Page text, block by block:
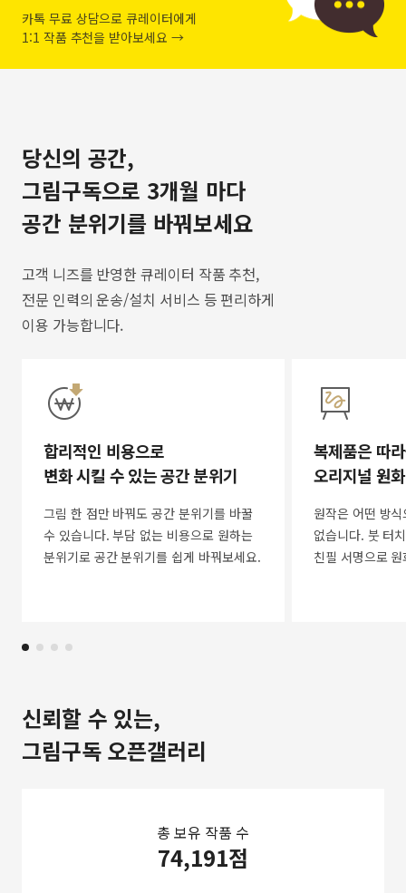
카톡 무료 상담으로 큐레이터에게
1:1 작품 추천을 받아보세요 →
당신의 공간,
그림구독으로 3개월 마다
공간 분위기를 바꿔보세요
고객 니즈를 반영한 큐레이터 작품 추천,
전문 인력의 운송/설치 서비스 등 편리하게
이용 가능합니다.
합리적인 비용으로
변화 시킬 수 있는 공간 분위기
그림 한 점만 바꿔도 공간 분위기를 바꿀
수 있습니다. 부담 없는 비용으로 원하는
분위기로 공간 분위기를 쉽게 바꿔보세요.
복제품은 따
오리지널 원
원작은 어떤 방
없습니다. 붓 터
친필 서명으로
신뢰할 수 있는,
그림구독 오픈갤러리
총 보유 작품 수
74,191점